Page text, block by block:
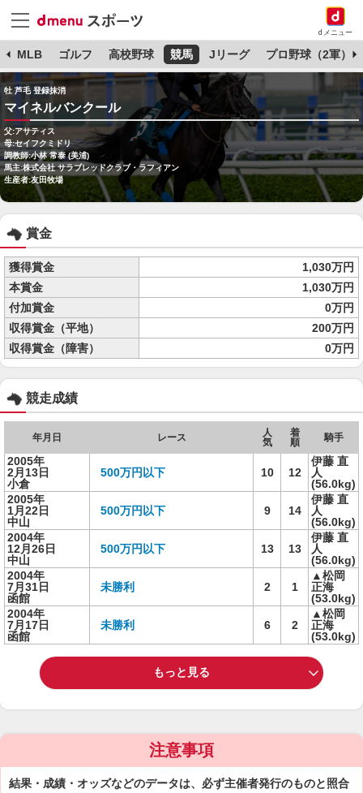
dメニュー
MLB ゴルフ 高校野球 競馬 Jリーグ プロ野球（2軍）
牡 芦毛 登録抹消
マイネルバンクール
父:アサティス
母:セイフクミドリ
調教師:小林 常泰 (美浦)
馬主:株式会社 サラブレッドクラブ・ラフィアン
生産者:友田牧場
賞金
獲得賞金
1,030万円
本賞金
1,030万円
付加賞金
0万円
収得賞金（平地）
200万円
収得賞金（障害）
0万円
競走成績
年月日 レース
人
気
着
順
騎手
2005年
2月13日
小倉
500万円以下 10 12
伊藤 直
人
(56.0kg)
2005年
1月22日
中山
500万円以下 9 14
伊藤 直
人
(56.0kg)
2004年
12月26日
中山
500万円以下 13 13
伊藤 直
人
(56.0kg)
2004年
7月31日
函館
未勝利 2 1
▲松岡
正海
(53.0kg)
2004年
7月17日
函館
未勝利 6 2
▲松岡
正海
(53.0kg)
もっと見る
注意事項
結果・成績・オッズなどのデータは、必ず主催者発行のものと照合